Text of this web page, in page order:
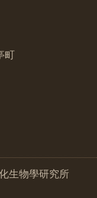
町
生物學研究所